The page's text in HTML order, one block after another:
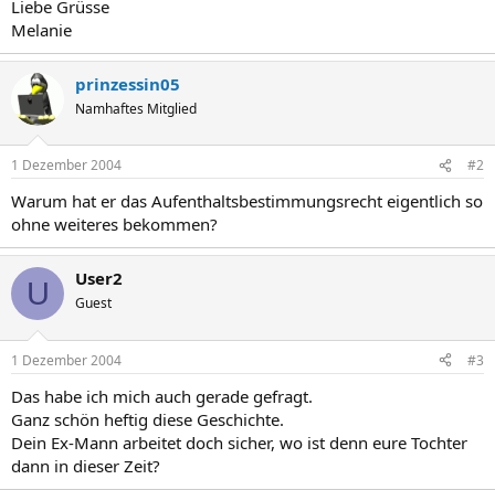
Liebe Grüsse
Melanie
prinzessin05
Namhaftes Mitglied
1 Dezember 2004 #2
Warum hat er das Aufenthaltsbestimmungsrecht eigentlich so
ohne weiteres bekommen?
U User2
Guest
1 Dezember 2004 #3
Das habe ich mich auch gerade gefragt.
Ganz schön heftig diese Geschichte.
Dein Ex-Mann arbeitet doch sicher, wo ist denn eure Tochter
dann in dieser Zeit?